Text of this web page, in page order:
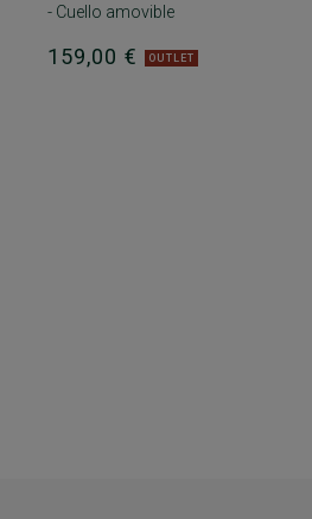
- Cuello amovible
159,00 € OUTLET